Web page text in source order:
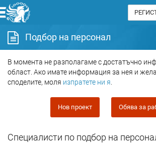
Подбор на персонал
В момента не разполагаме с достатъчно
област. Ако имате информация за нея и
споделите, моля изпратете ни я
Нов проект Обява за
Специалисти по подбор на